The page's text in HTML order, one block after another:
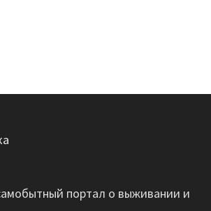
портал о выживании и